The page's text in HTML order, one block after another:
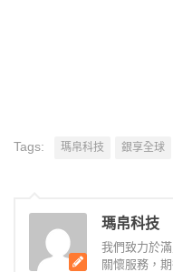
Tags: 瑪帛科技 銀享全球
瑪帛科技
我們致力於
關懷服務，